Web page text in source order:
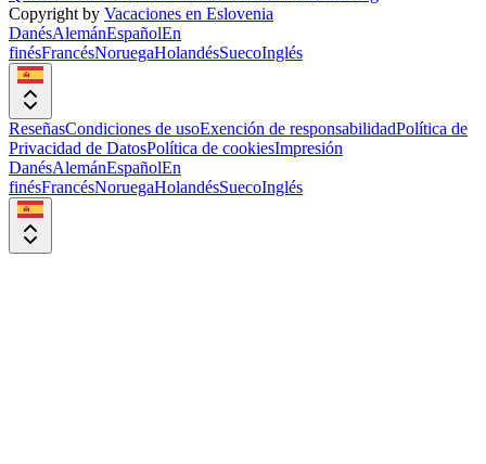
Copyright by Vacaciones en Eslovenia
DanésAlemánEspañolEn
finésFrancésNoruegaHolandésSuecoInglés
ReseñasCondiciones de usoExención de responsabilidadPolítica de
Privacidad de DatosPolítica de cookiesImpresión
DanésAlemánEspañolEn
finésFrancésNoruegaHolandésSuecoInglés